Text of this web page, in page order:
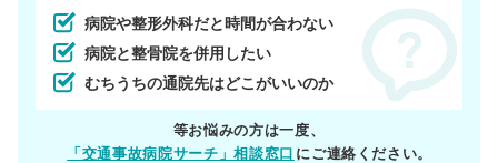
病院や整形外科だと時間が合わない
病院と整骨院を併用したい
むちうちの通院先はどこがいいのか
等お悩みの方は一度、
「交通事故病院サーチ」相談窓口 にご連絡ください。